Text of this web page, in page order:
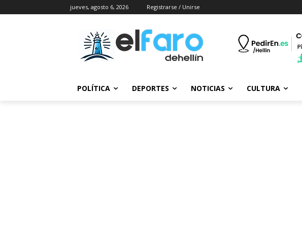
jueves, agosto 6, 2026 Registrarse / Unirse
POLÍTICA DEPORTES NOTICIAS CULTURA